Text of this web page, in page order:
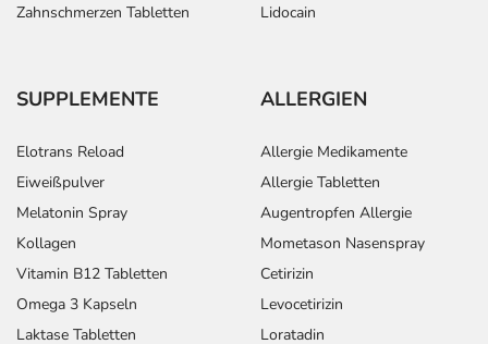
Zahnschmerzen Tabletten
Lidocain
SUPPLEMENTE
Elotrans Reload
Eiweißpulver
Melatonin Spray
Kollagen
Vitamin B12 Tabletten
Omega 3 Kapseln
Laktase Tabletten
ALLERGIEN
Allergie Medikamente
Allergie Tabletten
Augentropfen Allergie
Mometason Nasenspray
Cetirizin
Levocetirizin
Loratadin